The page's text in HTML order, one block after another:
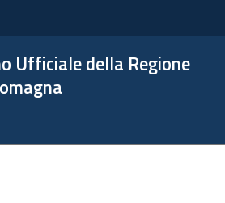
Ufficiale della Regione